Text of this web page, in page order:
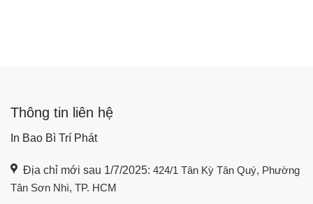
Thông tin liên hệ
In Bao Bì Trí Phát
Địa chỉ mới sau 1/7/2025: 424/1 Tân Kỳ Tân Quý, Phường
Tân Sơn Nhì, TP. HCM